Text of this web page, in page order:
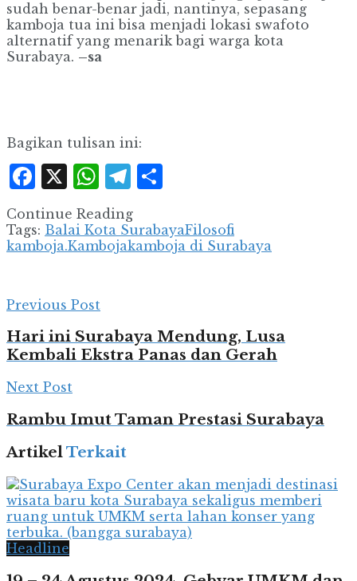
sudah benar-benar jadi, nantinya, sepasang
kamboja tua ini bisa menjadi lokasi swafoto
alternatif yang menarik bagi warga kota
Surabaya. –sa
Bagikan tulisan ini:
Facebook
X WhatsApp
Telegram
Continue Reading
Tags: Balai Kota SurabayaFilosofi
kamboja.Kambojakamboja di Surabaya
Previous Post
Hari ini Surabaya Mendung, Lusa
Kembali Ekstra Panas dan Gerah
Next Post
Rambu Imut Taman Prestasi Surabaya
ArtikelTerkait
Headline